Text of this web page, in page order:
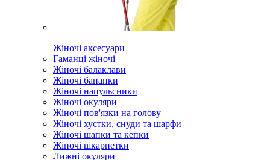
Жіночі аксесуари
Гаманці жіночі
Жіночі балаклави
Жіночі бананки
Жіночі напульсники
Жіночі окуляри
Жіночі пов'язки на голову
Жіночі хустки, снуди та шарфи
Жіночі шапки та кепки
Жіночі шкарпетки
Лижні окуляри